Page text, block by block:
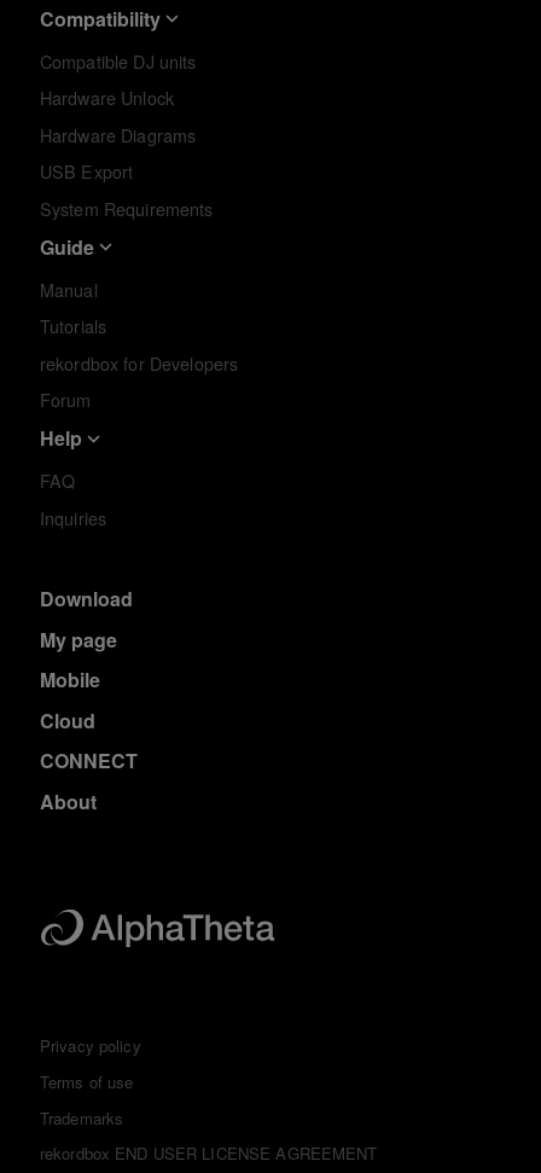
Compatibility
Compatible DJ units
Hardware Unlock
Hardware Diagrams
USB Export
System Requirements
Guide
Manual
Tutorials
rekordbox for Developers
Forum
Help
FAQ
Inquiries
Download
My page
Mobile
Cloud
CONNECT
About
Privacy policy
Terms of use
Trademarks
rekordbox END USER LICENSE AGREEMENT